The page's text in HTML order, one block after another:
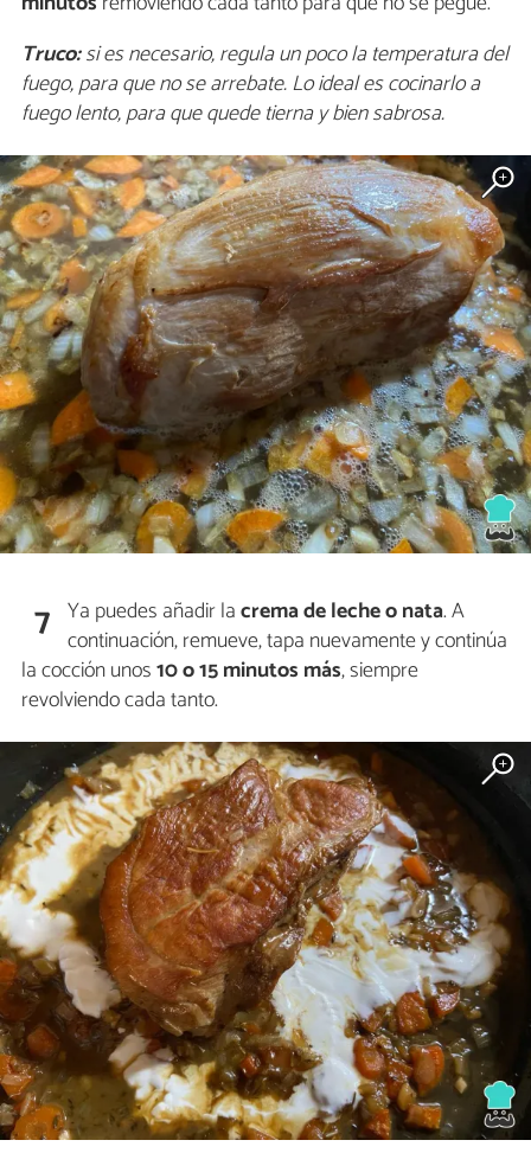
Truco:si es necesario, regula un poco la temperatura del
fuego, para que no se arrebate. Lo ideal es cocinarlo a
fuego lento, para que quede tierna y bien sabrosa.
7 Ya puedes añadir lacrema de lecheo nata. A
continuación, remueve, tapa nuevamente y continúa
la cocción unos10 o 15 minutos más, siempre
revolviendo cada tanto.